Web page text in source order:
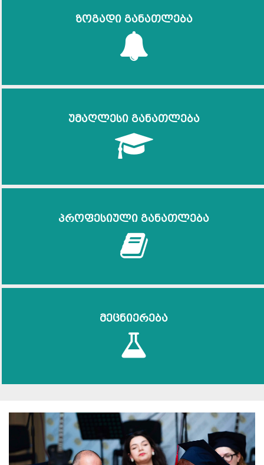
ზოგადი განათლება
უმაღლესი განათლება
პროფესიული განათლება
მეცნიერება